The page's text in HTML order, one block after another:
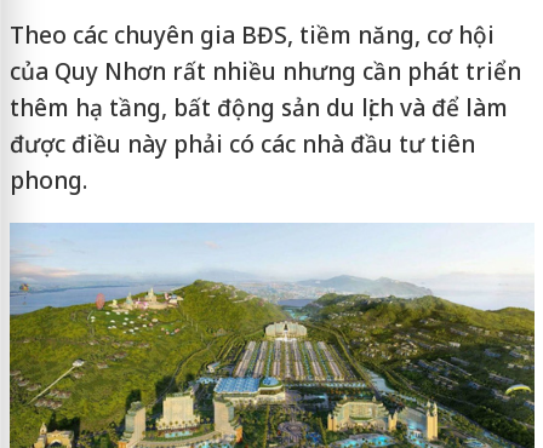
Theo các chuyên gia BĐS, tiềm năng, cơ hội
của Quy Nhơn rất nhiều nhưng cần phát triển
thêm hạ tầng, bất động sản du lịch và để làm
được điều này phải có các nhà đầu tư tiên
phong.